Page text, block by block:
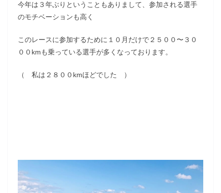
今年は３年ぶりということもありまして、参加される選手
のモチベーションも高く
このレースに参加するために１０月だけで２５００〜３０
００kmも乗っている選手が多くなっております。
（ 私は２８００kmほどでした ）